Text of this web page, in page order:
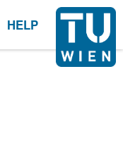
HELP